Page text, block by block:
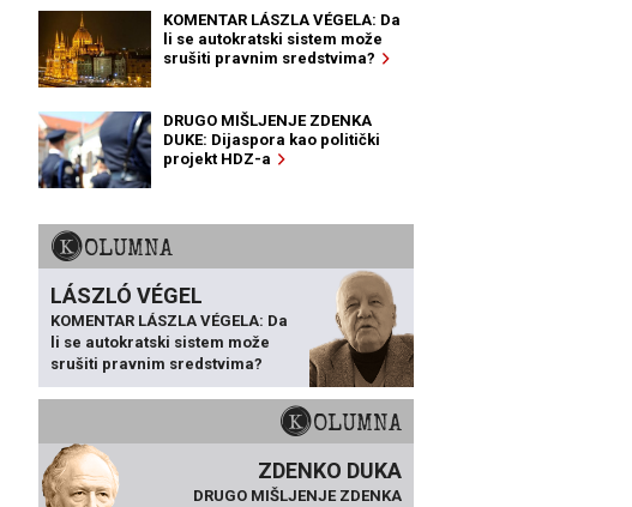
KOMENTAR LÁSZLA VÉGELA: Da
li se autokratski sistem može
srušiti pravnim sredstvima?
DRUGO MIŠLJENJE ZDENKA
DUKE: Dijaspora kao politički
projekt HDZ-a
KOLUMNA
LÁSZLÓ VÉGEL
KOMENTAR LÁSZLA VÉGELA: Da
li se autokratski sistem može
srušiti pravnim sredstvima?
KOLUMNA
ZDENKO DUKA
DRUGO MIŠLJENJE ZDENKA